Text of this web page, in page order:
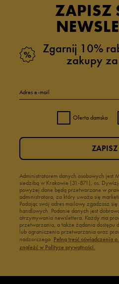
ZAPISZ
Zgarnij 10%
zakupy
Adres e-mail
Oferta damska
Administratorem danych osobowych jest
siedzibą w Krakowie (31-871), os.
powyżej dane będą przetwarzane w
administratora, za który uważa się
Podając swój adres mailowy zgadzasz
handlowych. Podanie danych jest
otrzymywania newslettera. Każdy ma
przetwarzania, a także żądania dostępu
lub ograniczenia przetwarzania oraz
nadzorczego. Pełną treść oświadczenia
znaleźć w Polityce prywatności.
ZAPISZ